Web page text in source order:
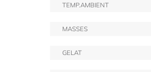
TEMP.AMBIENT
MASSES
GELAT